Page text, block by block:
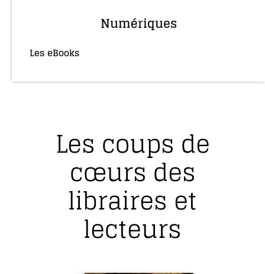
Numériques
Les eBooks
Les coups de
cœurs des
libraires et
lecteurs